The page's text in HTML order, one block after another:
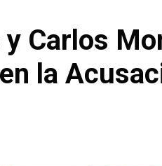
Carlos
la